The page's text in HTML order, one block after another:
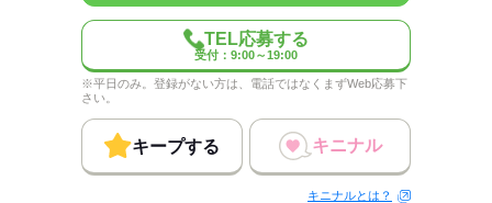
応募する
TEL応募する
受付：9:00～19:00
※平日のみ。登録がない方は、電話ではなくまずWeb応募下
さい。
キープする キニナル
キニナルとは？